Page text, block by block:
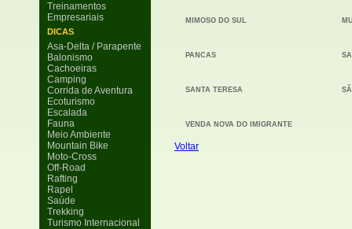
Treinamentos
Empresariais
DICAS
Asa-Delta / Parapente
Balonismo
Cachoeiras
Camping
Corrida de Aventura
Ecoturismo
Escalada
Fauna
Meio Ambiente
Mountain Bike
Moto-Cross
Off-Road
Rafting
Rapel
Saúde
Trekking
Turismo Internacional
MIMOSO DO SUL
PANCAS
SANTA TERESA
VENDA NOVA DO IMIGRANTE
Voltar